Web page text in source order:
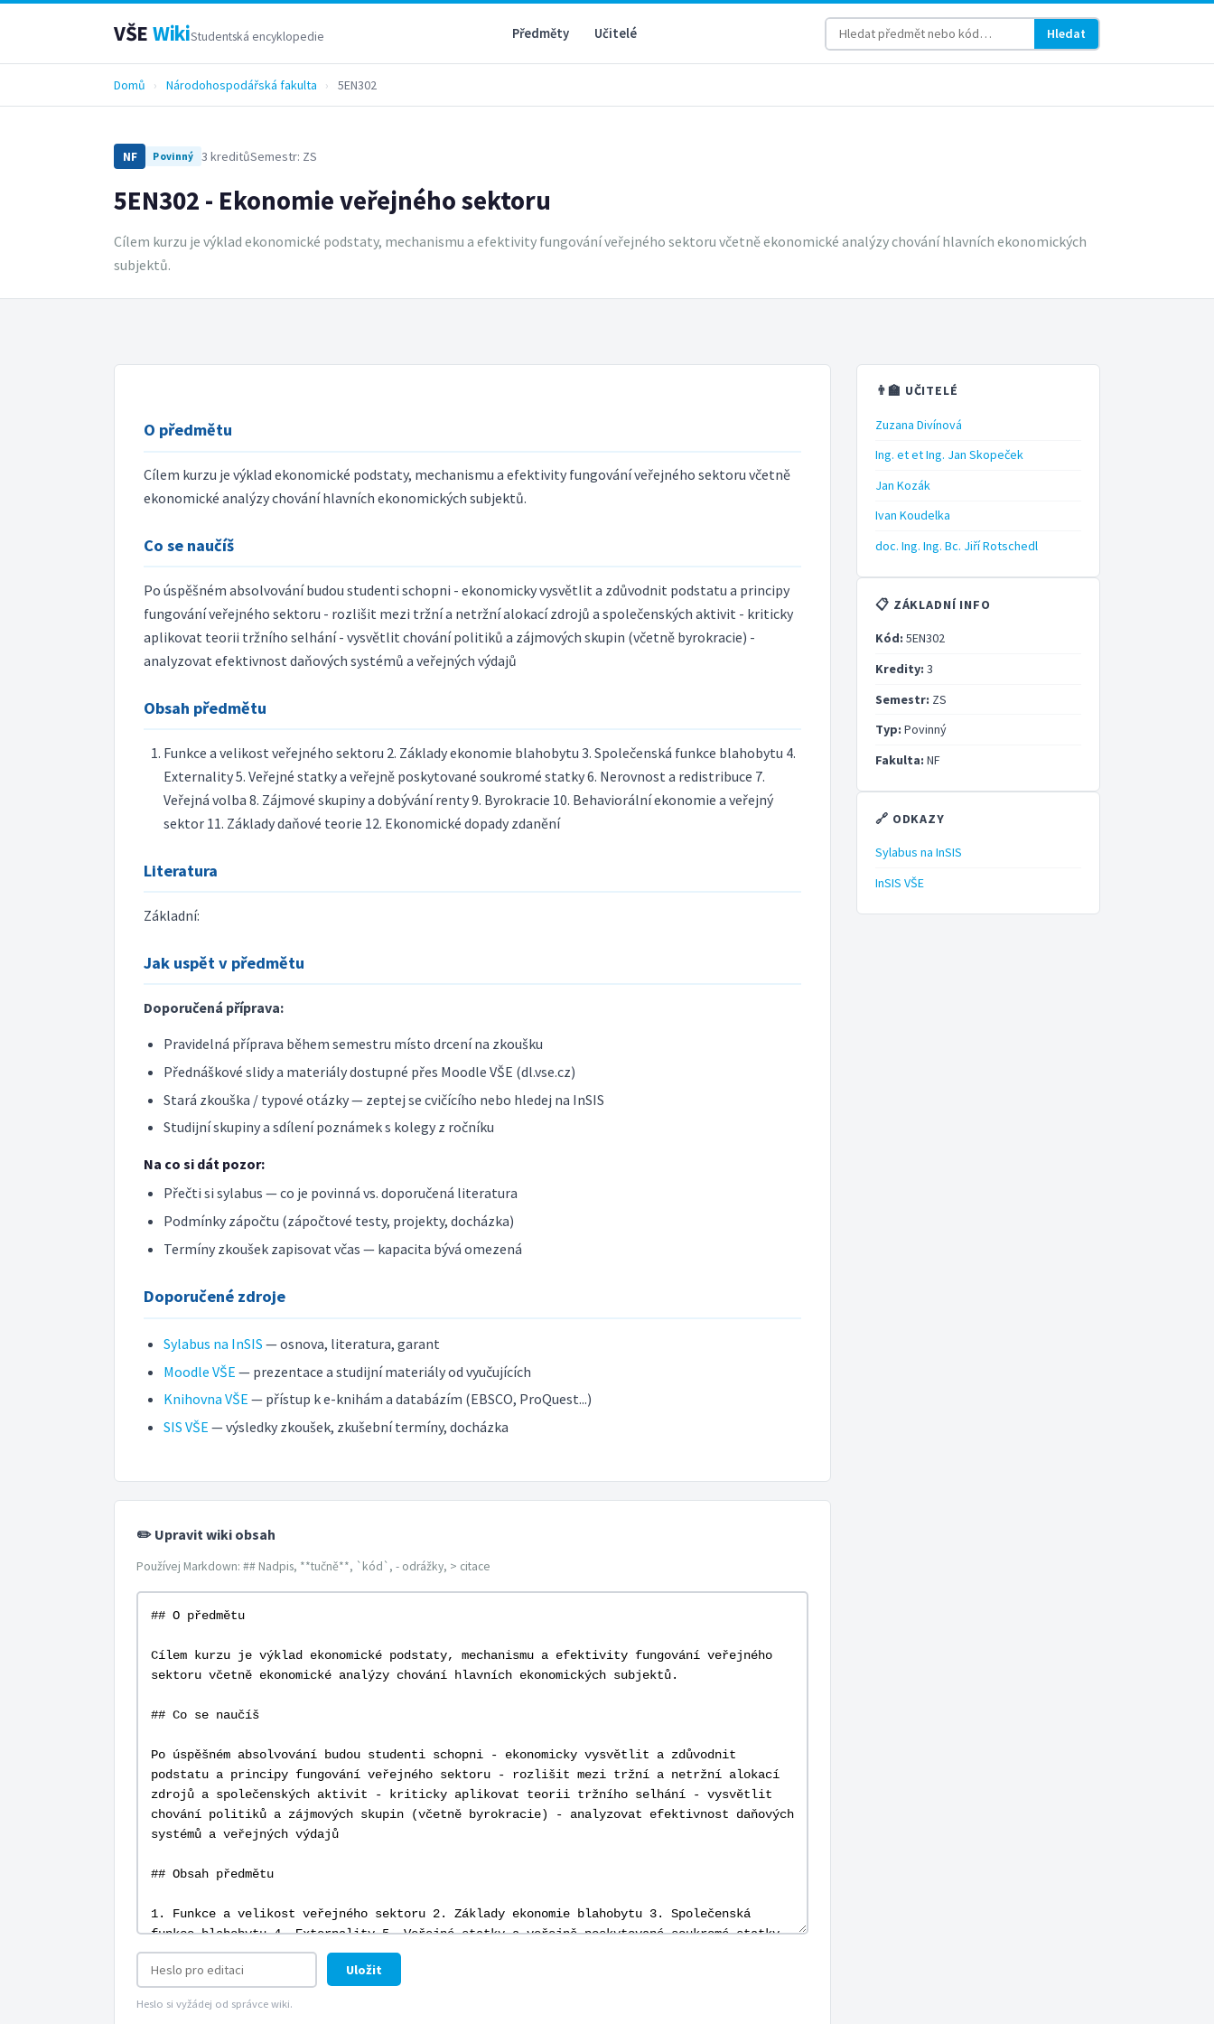
VŠE WikiStudentská encyklopedie Předměty Učitelé Hledat
Domů › Národohospodářská fakulta › 5EN302
NF Povinný 3 kreditůSemestr: ZS
5EN302 - Ekonomie veřejného sektoru
Cílem kurzu je výklad ekonomické podstaty, mechanismu a efektivity fungování veřejného sektoru včetně ekonomické analýzy chování hlavních ekonomických
subjektů.
O předmětu
Cílem kurzu je výklad ekonomické podstaty, mechanismu a efektivity fungování veřejného sektoru včetně
ekonomické analýzy chování hlavních ekonomických subjektů.
Co se naučíš
Po úspěšném absolvování budou studenti schopni - ekonomicky vysvětlit a zdůvodnit podstatu a principy
fungování veřejného sektoru - rozlišit mezi tržní a netržní alokací zdrojů a společenských aktivit - kriticky
aplikovat teorii tržního selhání - vysvětlit chování politiků a zájmových skupin (včetně byrokracie) -
analyzovat efektivnost daňových systémů a veřejných výdajů
Obsah předmětu
Funkce a velikost veřejného sektoru 2. Základy ekonomie blahobytu 3. Společenská funkce blahobytu 4.
Externality 5. Veřejné statky a veřejně poskytované soukromé statky 6. Nerovnost a redistribuce 7.
Veřejná volba 8. Zájmové skupiny a dobývání renty 9. Byrokracie 10. Behaviorální ekonomie a veřejný
sektor 11. Základy daňové teorie 12. Ekonomické dopady zdanění
Literatura
Základní:
Jak uspět v předmětu
Doporučená příprava:
Pravidelná příprava během semestru místo drcení na zkoušku
Přednáškové slidy a materiály dostupné přes Moodle VŠE (dl.vse.cz)
Stará zkouška / typové otázky — zeptej se cvičícího nebo hledej na InSIS
Studijní skupiny a sdílení poznámek s kolegy z ročníku
Na co si dát pozor:
Přečti si sylabus — co je povinná vs. doporučená literatura
Podmínky zápočtu (zápočtové testy, projekty, docházka)
Termíny zkoušek zapisovat včas — kapacita bývá omezená
Doporučené zdroje
Sylabus na InSIS — osnova, literatura, garant
Moodle VŠE — prezentace a studijní materiály od vyučujících
Knihovna VŠE — přístup k e-knihám a databázím (EBSCO, ProQuest...)
SIS VŠE — výsledky zkoušek, zkušební termíny, docházka
✏️ Upravit wiki obsah
Používej Markdown: ## Nadpis, **tučně**, `kód`, - odrážky, > citace
Uložit
Heslo si vyžádej od správce wiki.
👨‍🏫 UČITELÉ
Zuzana Divínová
Ing. et et Ing. Jan Skopeček
Jan Kozák
Ivan Koudelka
doc. Ing. Ing. Bc. Jiří Rotschedl
📋 ZÁKLADNÍ INFO
Kód: 5EN302
Kredity: 3
Semestr: ZS
Typ: Povinný
Fakulta: NF
🔗 ODKAZY
Sylabus na InSIS
InSIS VŠE